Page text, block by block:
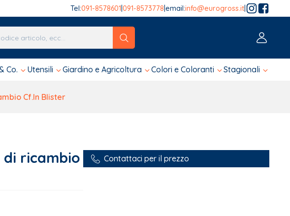
Tel:091-8578601 091-8573778 email:info@eurogross.it
Co. Utensili Giardino e Agricoltura Colori e Coloranti Stagionali
Cf.In Blister
di ricambio
Contattaci per il prezzo